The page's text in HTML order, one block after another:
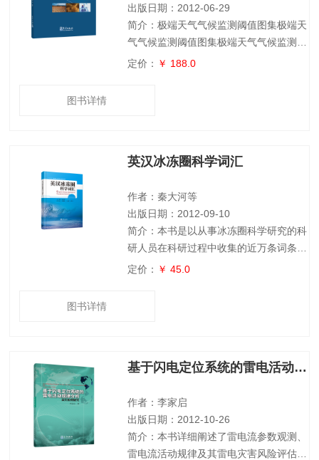
因；中国新一
出版日期：2012-06-29
简介：极端天气气候监测阈值图集极端天
气气候监测阈值图集极端天气气候监测阈
值图集极端天气气候监测阈值图集极端天
定价： ￥ 188.0
图书详情
英汉冰冻圈科学词汇
作者：秦大河等
出版日期：2012-09-10
简介：本书是以从事冰冻圈科学研究的科
研人员在科研过程中收集的近万条词条为
基础，并根据全国自然科学技术名词审定
影响、适应与对策综合评估等冰冻圈科学
及相关学科科研工作的必备工具书。
定价： ￥ 45.0
图书详情
基于闪电定位系统的雷电活动规律分析及其应用研究
作者：李家启
出版日期：2012-10-26
简介：本书详细阐述了雷电流参数观测、
雷电流活动规律及其雷电灾害风险评估国